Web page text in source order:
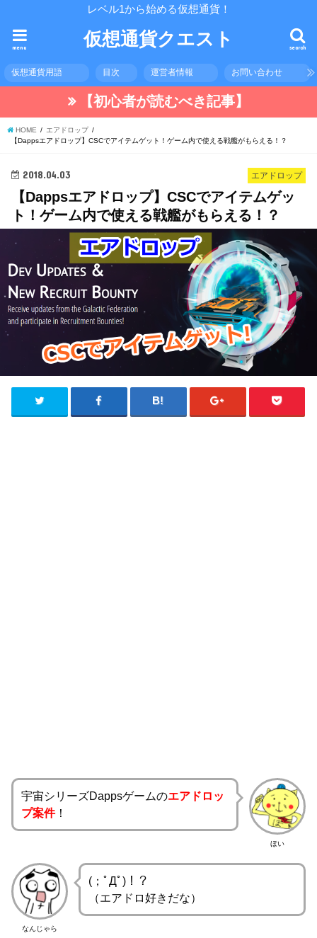
レベル1から始める仮想通貨！
仮想通貨クエスト search
menu
仮想通貨用語 目次 運営者情報 お問い合わせ
【初心者が読むべき記事】
HOME
エアドロップ
【Dappsエアドロップ】CSCでアイテムゲット！ゲーム内で使える戦艦がもらえる！？
エアドロップ
2018.04.03
【Dappsエアドロップ】CSCでアイテムゲッ
ト！ゲーム内で使える戦艦がもらえる！？
ほい
宇宙シリーズDappsゲームのエアドロッ
プ案件！
なんじゃら
(；ﾟДﾟ)！？
（エアドロ好きだな）